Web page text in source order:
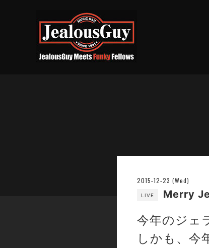
2015-12-23 (Wed)
LIVE Merry
今年のジェ
しかも、今